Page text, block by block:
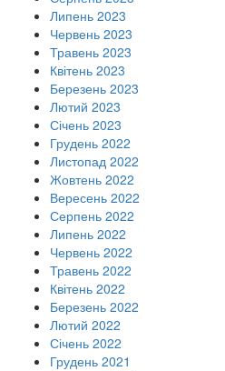
Липень 2023
Червень 2023
Травень 2023
Квітень 2023
Березень 2023
Лютий 2023
Січень 2023
Грудень 2022
Листопад 2022
Жовтень 2022
Вересень 2022
Серпень 2022
Липень 2022
Червень 2022
Травень 2022
Квітень 2022
Березень 2022
Лютий 2022
Січень 2022
Грудень 2021